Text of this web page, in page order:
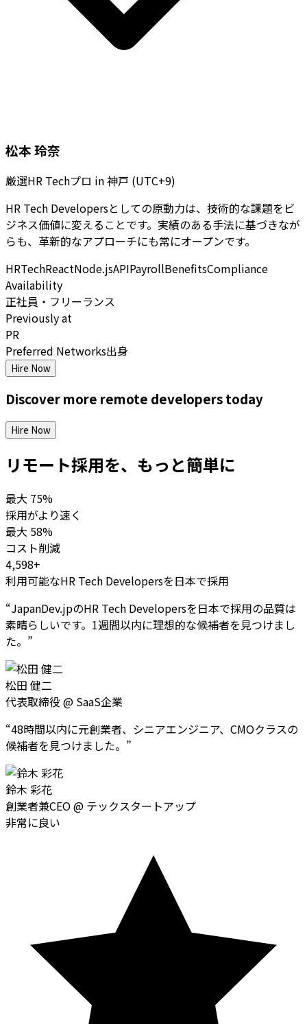
松本 玲奈
厳選HR Techプロ in神戸 (UTC+9)
HR Tech Developersとしての原動力は、技術的な課題をビ
ジネス価値に変えることです。実績のある手法に基づきなが
らも、革新的なアプローチにも常にオープンです。
HRTechReactNode.jsAPIPayrollBenefitsCompliance
Availability
正社員・フリーランス
Previously at
PR
Preferred Networks出身
Hire Now
Discover more remote developerstoday
Hire Now
リモート採用を、もっと簡単に
最大 75%
採用がより速く
最大 58%
コスト削減
4,598+
利用可能なHR Tech Developersを日本で採用
“JapanDev.jpのHR Tech Developersを日本で採用の品質は
素晴らしいです。1週間以内に理想的な候補者を見つけまし
た。 ”
松田 健二
代表取締役 @ SaaS企業
“48時間以内に元創業者、シニアエンジニア、CMOクラスの
候補者を見つけました。 ”
鈴木 彩花
創業者兼CEO@ テックスタートアップ
非常に良い